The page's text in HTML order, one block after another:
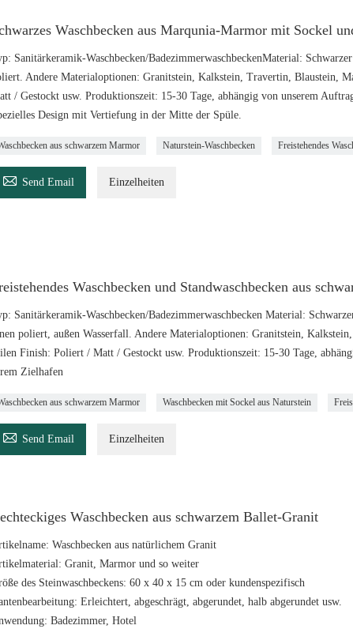
Waschbecken aus Marqunia-Marmor mit Sockel
Sanitärkeramik-Waschbecken/BadezimmerwaschbeckenMaterial:
Andere Materialoptionen: Granitstein, Kalkstein, Travertin, Blaustein,
/ Gestockt usw. Produktionszeit: 15-30 Tage, abhängig von unserem
Design mit Vertiefung in der Mitte der Spüle.
aus schwarzem Marmor Naturstein-Waschbecken Freistehendes
 Send Email Einzelheiten
Waschbecken und Standwaschbecken aus
Sanitärkeramik-Waschbecken/Badezimmerwaschbecken Material:
poliert, außen Wasserfall. Andere Materialoptionen: Granitstein,
Finish: Poliert / Matt / Gestockt usw. Produktionszeit: 15-30 Tage,
Zielhafen
aus schwarzem Marmor Waschbecken mit Sockel aus Naturstein
 Send Email Einzelheiten
Waschbecken aus schwarzem Ballet-Granit
Waschbecken aus natürlichem Granit
Granit, Marmor und so weiter
des Steinwaschbeckens: 60 x 40 x 15 cm oder kundenspezifisch
Erleichtert, abgeschrägt, abgerundet, halb abgerundet usw.
Badezimmer, Hotel